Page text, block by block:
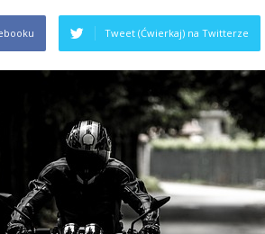
Tweet (Ćwierkaj) na Twitterze